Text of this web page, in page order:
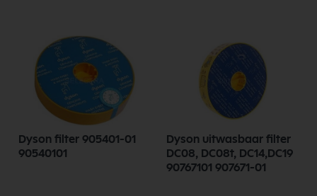
Dyson filter 905401-01
90540101
Dyson uitwasbaar filter
DC08, DC08t, DC14,DC19
90767101 907671-01